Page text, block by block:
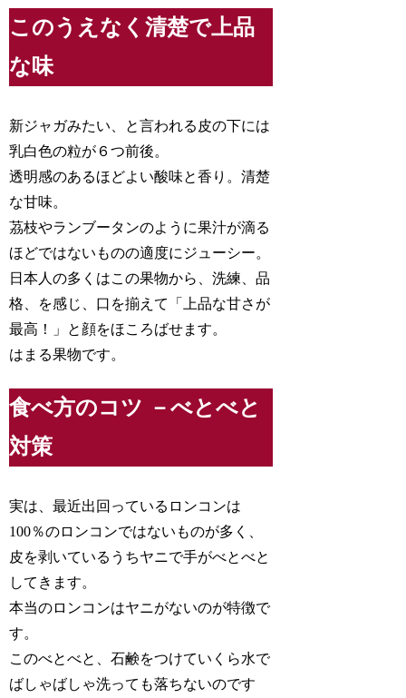
このうえなく清楚で上品
な味
新ジャガみたい、と言われる皮の下には
乳白色の粒が６つ前後。
透明感のあるほどよい酸味と香り。清楚
な甘味。
茘枝やランブータンのように果汁が滴る
ほどではないものの適度にジューシー。
日本人の多くはこの果物から、洗練、品
格、を感じ、口を揃えて「上品な甘さが
最高！」と顔をほころばせます。
はまる果物です。
食べ方のコツ －べとべと
対策
実は、最近出回っているロンコンは
100％のロンコンではないものが多く、
皮を剥いているうちヤニで手がべとべと
してきます。
本当のロンコンはヤニがないのが特徴で
す。
このべとべと、石鹸をつけていくら水で
ばしゃばしゃ洗っても落ちないのです